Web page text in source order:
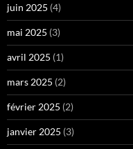
juin 2025 (4)
mai 2025 (3)
avril 2025 (1)
mars 2025 (2)
février 2025 (2)
janvier 2025 (3)